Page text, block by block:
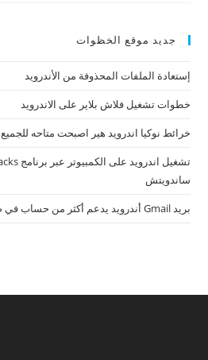
جديد موقع الخظوات
إستعادة الملفات المحذوفة من الأندرويد
خطوات تشغيل فلاش بلاير على الاندرويد
خرائط نوكيا اندرويد هير اصبحت متاحه للجميع
ساندويتش
بريد Gmail أندرويد يدعم أكثر من حساب في صندوق وارد واحد